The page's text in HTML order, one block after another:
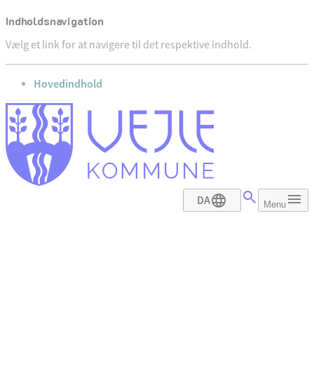
Indholdsnavigation
Vælg et link for at navigere til det respektive indhold.
gå til
Hovedindhold
DA Menu